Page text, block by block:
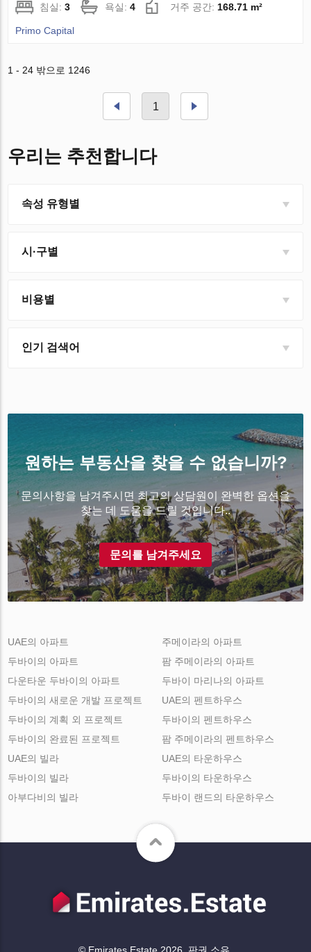
침실:3 욕실:4 거주 공간:168.71 m²
Primo Capital
1 - 24 밖으로 1246
1
우리는 추천합니다
속성 유형별
시·구별
비용별
인기 검색어
원하는 부동산을 찾을 수 없습니까?
문의사항을 남겨주시면 최고의 상담원이 완벽한 옵션을
찾는 데 도움을 드릴 것입니다..
문의를 남겨주세요
UAE의 아파트
두바이의 아파트
다운타운 두바이의 아파트
주메이라의 아파트
팜 주메이라의 아파트
두바이 마리나의 아파트
두바이의 새로운 개발 프로젝트
두바이의 계획 외 프로젝트
두바이의 완료된 프로젝트
UAE의 펜트하우스
두바이의 펜트하우스
팜 주메이라의 펜트하우스
UAE의 빌라
두바이의 빌라
아부다비의 빌라
UAE의 타운하우스
두바이의 타운하우스
두바이 랜드의 타운하우스